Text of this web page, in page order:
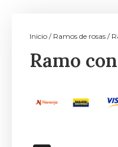
Inicio / Ramos de rosas /
Ramo